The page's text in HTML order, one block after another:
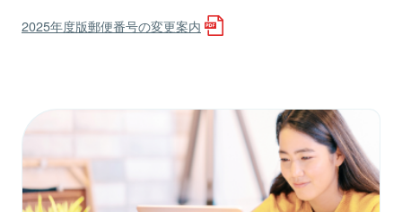
2025年度版郵便番号の変更案内